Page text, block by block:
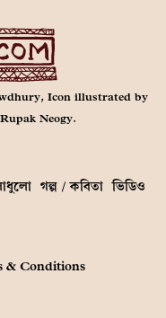
Icon illustrated by
Neogy.
গল্প / কবিতা ভিডিও
& Conditions